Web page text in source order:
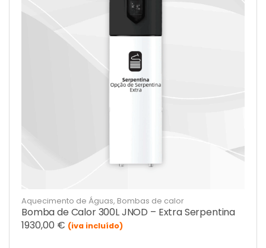
Aquecimento de Águas, Bombas de calor
Bomba de Calor 300L JNOD – Extra Serpentina
1930,00 € (iva incluído)